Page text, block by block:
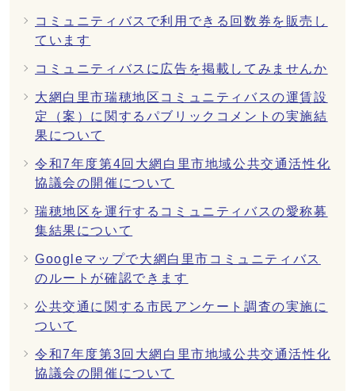
コミュニティバスで利用できる回数券を販売し
ています
コミュニティバスに広告を掲載してみませんか
大網白里市瑞穂地区コミュニティバスの運賃設
定（案）に関するパブリックコメントの実施結
果について
令和7年度第4回大網白里市地域公共交通活性化
協議会の開催について
瑞穂地区を運行するコミュニティバスの愛称募
集結果について
Googleマップで大網白里市コミュニティバス
のルートが確認できます
公共交通に関する市民アンケート調査の実施に
ついて
令和7年度第3回大網白里市地域公共交通活性化
協議会の開催について